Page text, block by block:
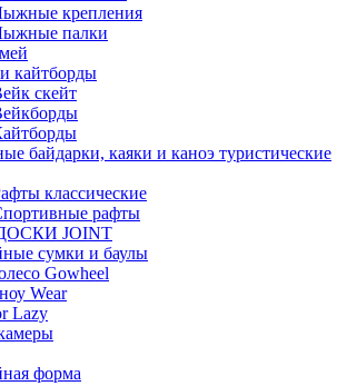
крепления
палки
кайтборды
скейт
байдарки, каяки и каноэ туристические
классические
рафты
JOINT
сумки и баулы
Gowheel
Wear
Lazy
форма